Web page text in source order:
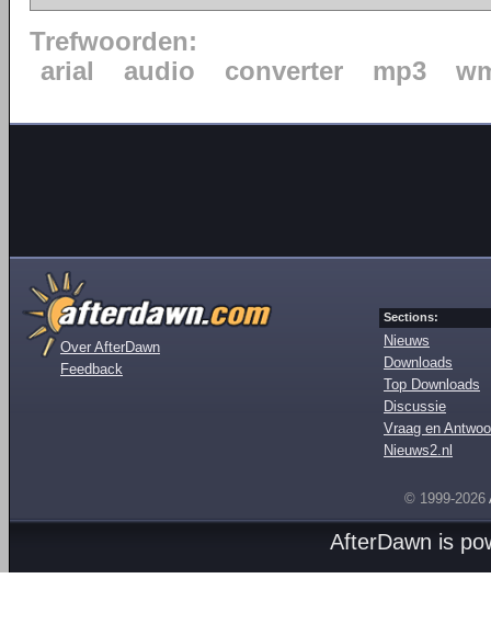
Trefwoorden:
arial
audio converter mp3
Over AfterDawn
Feedback
Sections:
Nieuws
Downloads
Top Downloads
Discussie
Vraag en
Nieuws2.nl
© 1999-2026
AfterDawn is